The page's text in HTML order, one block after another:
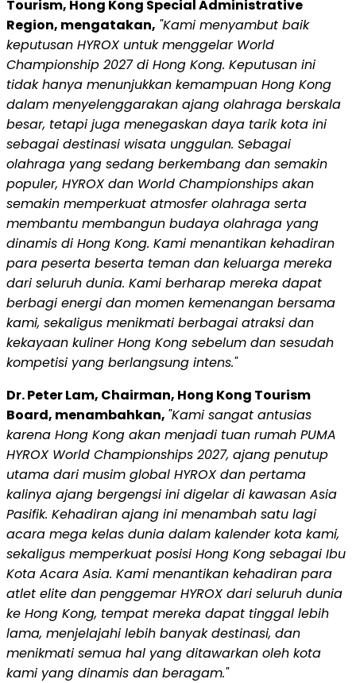
Tourism, Hong Kong Special Administrative
Region, mengatakan, "Kami menyambut baik
keputusan HYROX untuk menggelar World
Championship 2027 di Hong Kong. Keputusan ini
tidak hanya menunjukkan kemampuan Hong Kong
dalam menyelenggarakan ajang olahraga berskala
besar, tetapi juga menegaskan daya tarik kota ini
sebagai destinasi wisata unggulan. Sebagai
olahraga yang sedang berkembang dan semakin
populer, HYROX dan World Championships akan
semakin memperkuat atmosfer olahraga serta
membantu membangun budaya olahraga yang
dinamis di Hong Kong. Kami menantikan kehadiran
para peserta beserta teman dan keluarga mereka
dari seluruh dunia. Kami berharap mereka dapat
berbagi energi dan momen kemenangan bersama
kami, sekaligus menikmati berbagai atraksi dan
kekayaan kuliner Hong Kong sebelum dan sesudah
kompetisi yang berlangsung intens."
Dr. Peter Lam, Chairman, Hong Kong Tourism
Board, menambahkan, "Kami sangat antusias
karena Hong Kong akan menjadi tuan rumah PUMA
HYROX World Championships 2027, ajang penutup
utama dari musim global HYROX dan pertama
kalinya ajang bergengsi ini digelar di kawasan Asia
Pasifik. Kehadiran ajang ini menambah satu lagi
acara mega kelas dunia dalam kalender kota kami,
sekaligus memperkuat posisi Hong Kong sebagai Ibu
Kota Acara Asia. Kami menantikan kehadiran para
atlet elite dan penggemar HYROX dari seluruh dunia
ke Hong Kong, tempat mereka dapat tinggal lebih
lama, menjelajahi lebih banyak destinasi, dan
menikmati semua hal yang ditawarkan oleh kota
kami yang dinamis dan beragam."